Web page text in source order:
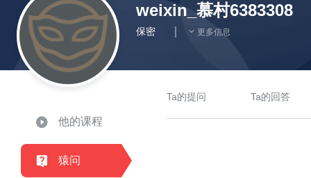
weixin_慕村6383308
保密 更多信息
他的课程
猿问
Ta的提问 Ta的回答